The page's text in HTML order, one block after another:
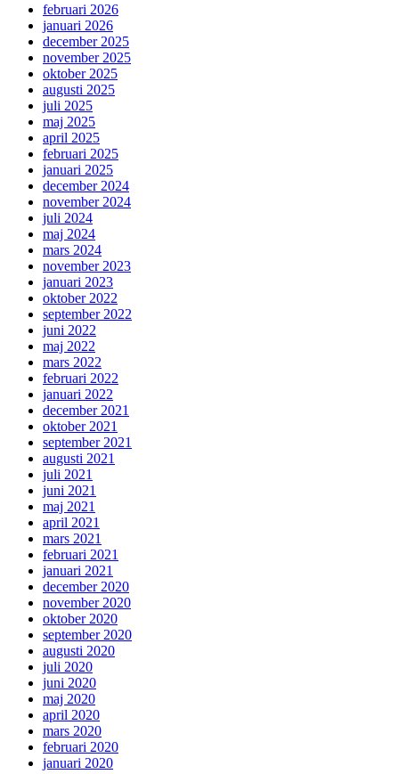
februari 2026
januari 2026
december 2025
november 2025
oktober 2025
augusti 2025
juli 2025
maj 2025
april 2025
februari 2025
januari 2025
december 2024
november 2024
juli 2024
maj 2024
mars 2024
november 2023
januari 2023
oktober 2022
september 2022
juni 2022
maj 2022
mars 2022
februari 2022
januari 2022
december 2021
oktober 2021
september 2021
augusti 2021
juli 2021
juni 2021
maj 2021
april 2021
mars 2021
februari 2021
januari 2021
december 2020
november 2020
oktober 2020
september 2020
augusti 2020
juli 2020
juni 2020
maj 2020
april 2020
mars 2020
februari 2020
januari 2020